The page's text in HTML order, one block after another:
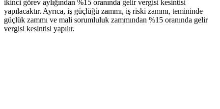
ikinci görev aylığından %15 oranında gelir vergisi kesintisi
yapılacaktır. Ayrıca, iş güçlüğü zammı, iş riski zammı, temininde
güçlük zammı ve mali sorumluluk zammından %15 oranında gelir
vergisi kesintisi yapılır.